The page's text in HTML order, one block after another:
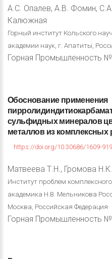
А.С. Опалев, А.В. Фомин,
Калюжная
Горный институт Кольского
академии наук, г. Апатиты,
Горная Промышленность
Обоснованиеприменения
сульфидныхминералов
металлов изкомплексных
https://doi.org/10.30686/1609-
Матвеева Т.Н., Громова
Институт проблем
академика Н.В. Мельникова
Москва, Российская Федерация
Горная Промышленность